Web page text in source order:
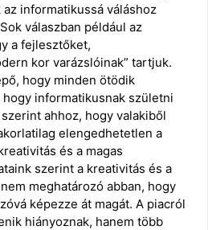
informatikussá váláshoz
válaszban például az
a fejlesztőket,
kor varázslóinak” tartjuk.
hogy minden ötödik
informatikusnak születni
ahhoz, hogy valakiből
elengedhetetlen a
és a magas
szerint a kreativitás és a
meghatározó abban, hogy
képezze át magát. A piacról
hiányoznak, hanem több